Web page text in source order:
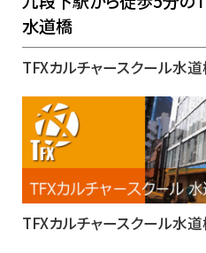
水道橋
TFXカルチャースクール水
TFXカルチャースクール水